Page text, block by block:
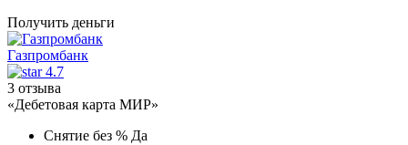
Получить деньги
Газпромбанк
4.7
3 отзыва
«Дебетовая карта МИР»
Снятие без % Да